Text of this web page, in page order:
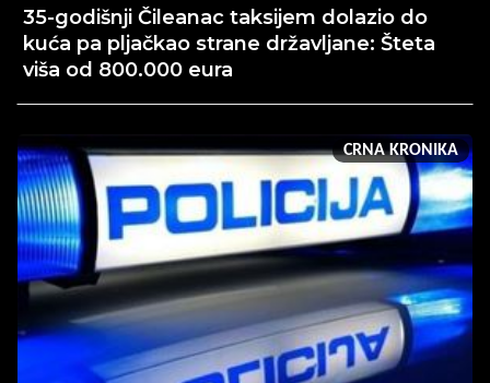
35-godišnji Čileanac taksijem dolazio do
kuća pa pljačkao strane državljane: Šteta
viša od 800.000 eura
CRNA KRONIKA